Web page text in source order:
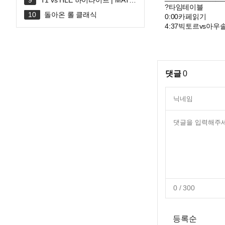
H 30 | 2026 LoL KeSPA CUP
돌아온 롤 클래식
?타임테이블
0:00카페읽기
4:37빅토르vs아우
댓글0
0/ 300
등록순